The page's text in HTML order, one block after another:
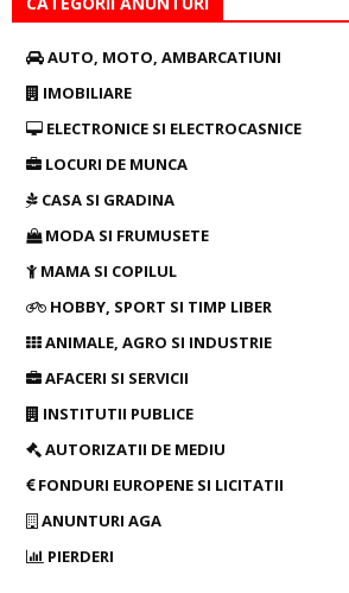
AUTO, MOTO, AMBARCATIUNI
IMOBILIARE
ELECTRONICE SI ELECTROCASNICE
LOCURI DE MUNCA
CASA SI GRADINA
MODA SI FRUMUSETE
MAMA SI COPILUL
HOBBY, SPORT SI TIMP LIBER
ANIMALE, AGRO SI INDUSTRIE
AFACERI SI SERVICII
INSTITUTII PUBLICE
AUTORIZATII DE MEDIU
FONDURI EUROPENE SI LICITATII
ANUNTURI AGA
PIERDERI